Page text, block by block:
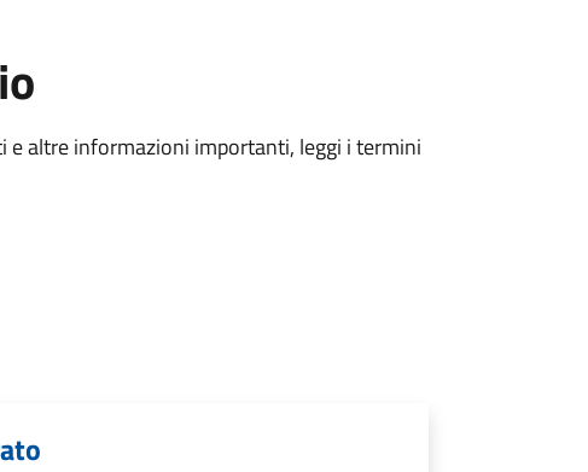
e altre informazioni importanti, leggi i termini